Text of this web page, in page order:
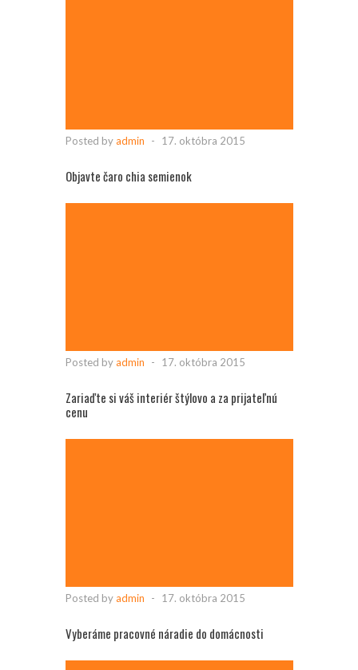
Posted byadmin - 17. októbra 2015
Objavte čaro chia semienok
Posted byadmin - 17. októbra 2015
Zariaďte si váš interiér štýlovo a za prijateľnú
cenu
Posted byadmin - 17. októbra 2015
Vyberáme pracovné náradie do domácnosti